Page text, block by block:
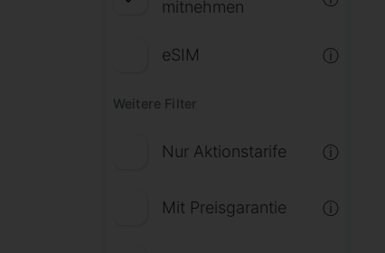
mitnehmen
eSIM ⓘ
Weitere Filter
Nur Aktionstarife ⓘ
Mit Preisgarantie ⓘ